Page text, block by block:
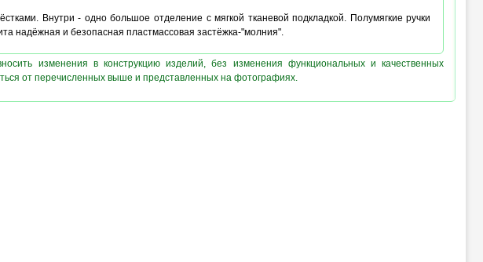
Внутри - одно большое отделение с мягкой тканевой подкладкой. Полумягкие ручки
надёжная и безопасная пластмассовая застёжка-"молния".
изменения в конструкцию изделий, без изменения функциональных и качественных
от перечисленных выше и представленных на фотографиях.